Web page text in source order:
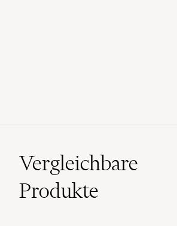
Vergleichbare
Produkte